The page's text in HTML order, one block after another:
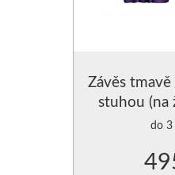
Závěs
stuhou (na
do